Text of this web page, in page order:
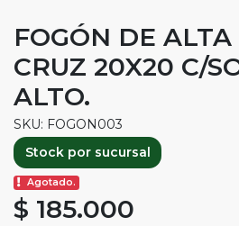
FOGÓN DE
CRUZ 20X20 C/
ALTO.
SKU: FOGON003
Stock por sucursal
Agotado.
$ 185.000